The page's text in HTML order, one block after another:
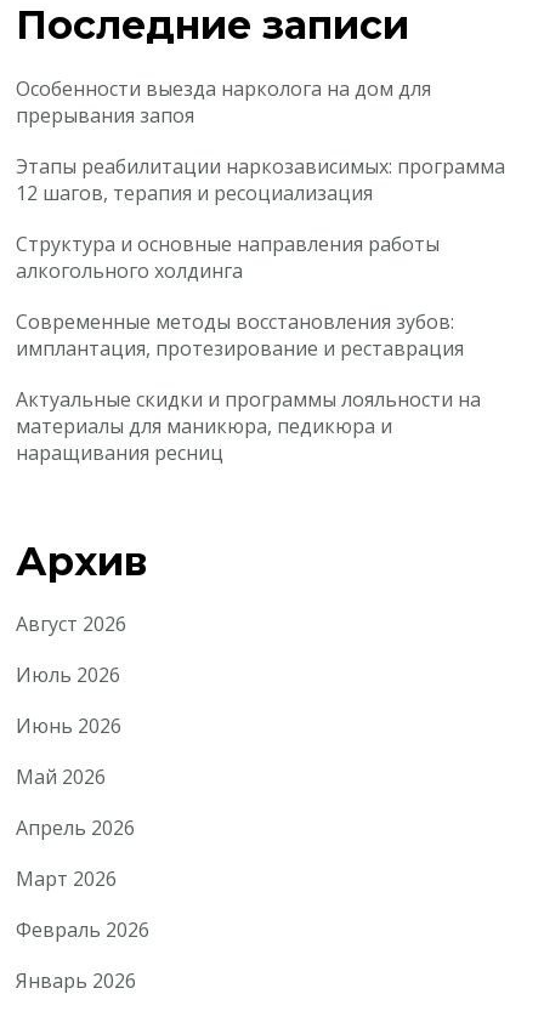
Последние записи
Особенности выезда нарколога на дом для
прерывания запоя
Этапы реабилитации наркозависимых: программа
12 шагов, терапия и ресоциализация
Структура и основные направления работы
алкогольного холдинга
Современные методы восстановления зубов:
имплантация, протезирование и реставрация
Актуальные скидки и программы лояльности на
материалы для маникюра, педикюра и
наращивания ресниц
Архив
Август 2026
Июль 2026
Июнь 2026
Май 2026
Апрель 2026
Март 2026
Февраль 2026
Январь 2026